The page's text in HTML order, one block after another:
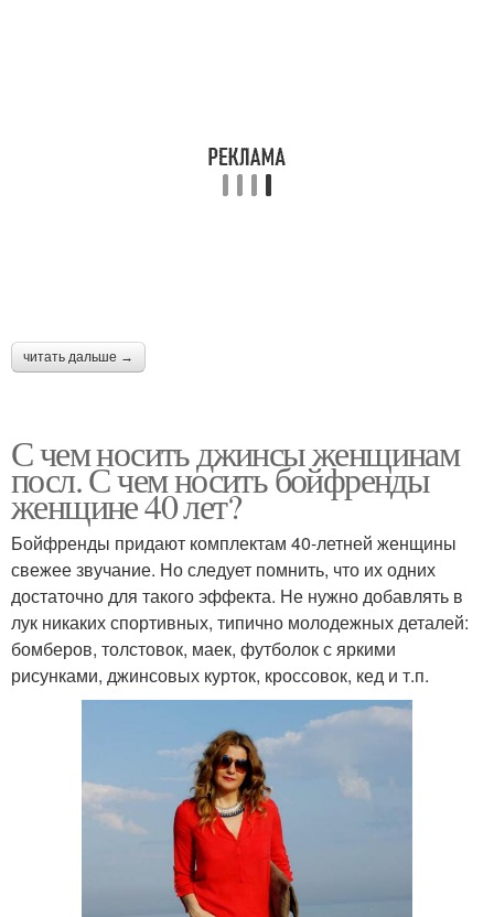
читать дальше →
С чем носить джинсы женщинам
посл. С чем носить бойфренды
женщине 40 лет?
Бойфренды придают комплектам 40-летней женщины
свежее звучание. Но следует помнить, что их одних
достаточно для такого эффекта. Не нужно добавлять в
лук никаких спортивных, типично молодежных деталей:
бомберов, толстовок, маек, футболок с яркими
рисунками, джинсовых курток, кроссовок, кед и т.п.